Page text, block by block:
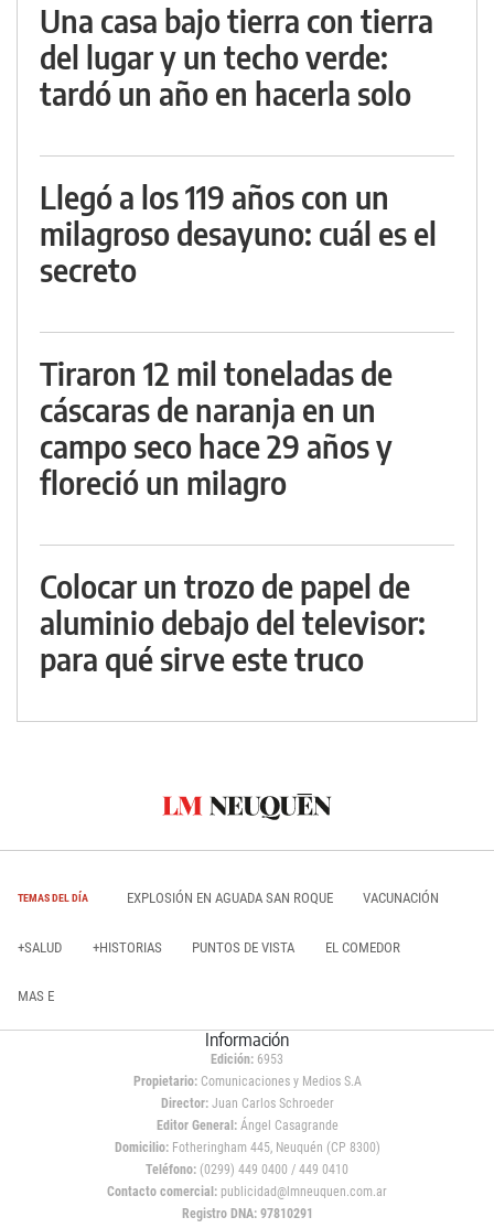
Una casa bajo tierra con tierra
del lugar y un techo verde:
tardó un año en hacerla solo
Llegó a los 119 años con un
milagroso desayuno: cuál es el
secreto
Tiraron 12 mil toneladas de
cáscaras de naranja en un
campo seco hace 29 años y
floreció un milagro
Colocar un trozo de papel de
aluminio debajo del televisor:
para qué sirve este truco
TEMAS DEL DÍA EXPLOSIÓN EN AGUADA SAN ROQUE VACUNACIÓN
+SALUD +HISTORIAS PUNTOS DE VISTA EL COMEDOR
MAS E
Información
Edición: 6953
Propietario:Comunicaciones y Medios S.A
Director: Juan Carlos Schroeder
Editor General:Ángel Casagrande
Domicilio:Fotheringham 445, Neuquén (CP 8300)
Teléfono: (0299) 449 0400 / 449 0410
Contacto comercial: publicidad@lmneuquen.com.ar
Registro DNA: 97810291